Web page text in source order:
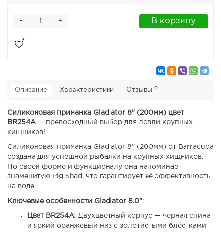
+
- В корзину
Описание Характеристики Отзывы 0
Силиконовая приманка Gladiator 8" (200мм) цвет
BR254А — превосходный выбор для ловли крупных
хищников!
Силиконовая приманка Gladiator 8" (200мм) от Barracuda
создана для успешной рыбалки на крупных хищников.
По своей форме и функционалу она напоминает
знаменитую Pig Shad, что гарантирует её эффективность
на воде.
Ключевые особенности Gladiator 8.0":
Цвет BR254А: Двухцветный корпус — черная спина
и яркий оранжевый низ с золотистыми блёстками